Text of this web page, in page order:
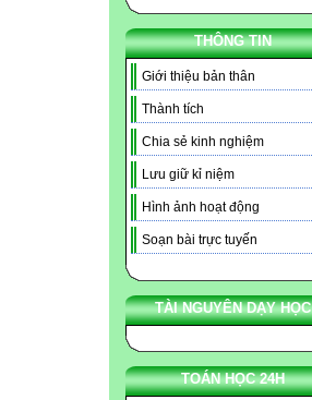
THÔNG TIN
Giới thiệu bản thân
Thành tích
Chia sẻ kinh nghiệm
Lưu giữ kỉ niệm
Hình ảnh hoạt động
Soạn bài trực tuyến
TÀI NGUYÊN DẠY HỌC
TOÁN HỌC 24H